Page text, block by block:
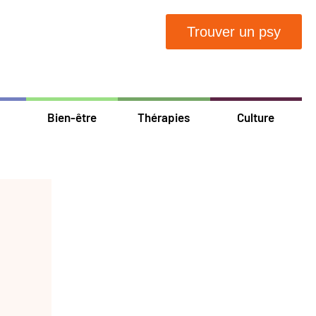
Trouver un psy
Bien-être Thérapies Culture